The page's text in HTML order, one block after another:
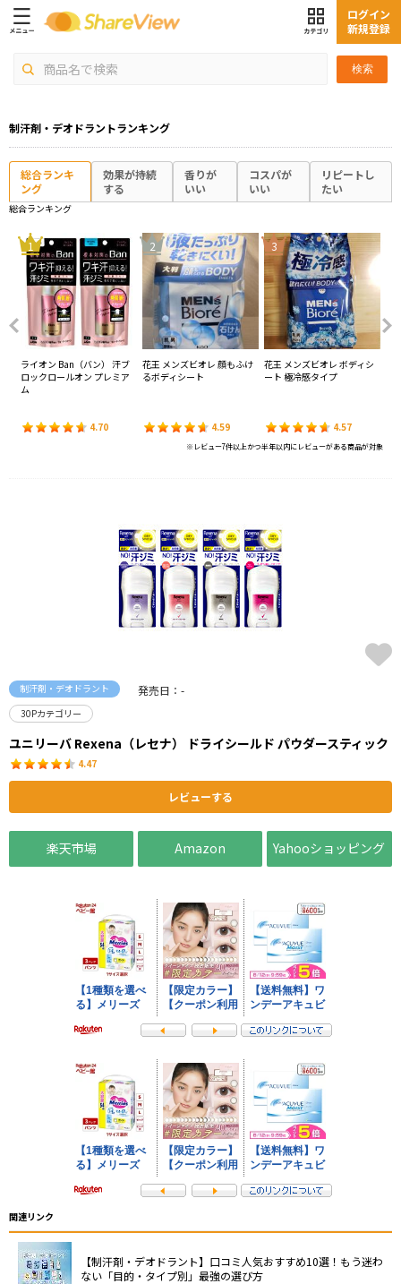
検索
ログイン
新規登録
制汗剤・デオドラントランキング
総合ランキ
ング
効果が持続
する
香りが
いい
コスパが
いい
リピートし
たい
総合ランキング
1
ライオン Ban（バン） 汗ブ
ロックロールオン プレミア
ム
4.70
2
花王 メンズビオレ 顔もふけ
るボディシート
4.59
3
花王 メンズビオレ ボディシ
ート 極冷感タイプ
4.57
※レビュー7件以上かつ半年以内にレビューがある商品が対象
制汗剤・デオドラント 発売日：-
30Pカテゴリー
ユニリーバ Rexena（レセナ） ドライシールド パウダースティック
4.47
レビューする
楽天市場 Amazon Yahooショッピング
関連リンク
【制汗剤・デオドラント】口コミ人気おすすめ10選！もう迷わ
ない「目的・タイプ別」最強の選び方